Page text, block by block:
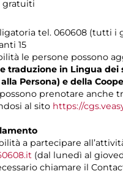
gratuiti
tel. 060608 (tutti i
15
le persone possono
traduzione in Lingua
Persona) e della
prenotare
al sito https://
a partecipare
(dal lunedì al
chiamare il